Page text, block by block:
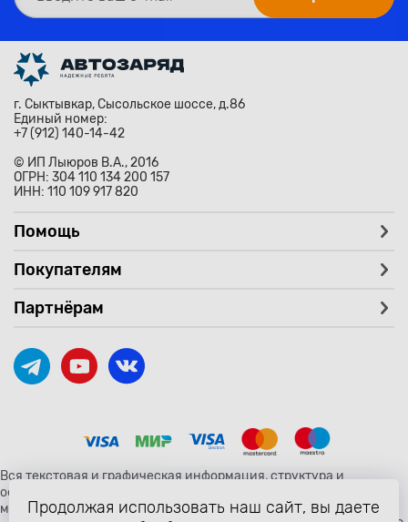
г. Сыктывкар, Сысольское шоссе, д.86
Единый номер:
+7 (912) 140-14-42
© ИП Лыюров В.А., 2016
ОГРН: 304 110 134 200 157
ИНН: 110 109 917 820
Помощь
Покупателям
Партнёрам
Вся текстовая и графическая информация, структура и
оформление страницы avtozaryad.ru защищены российскими и
международными законами и соглашениями об охране
Продолжая использовать наш сайт, вы даете